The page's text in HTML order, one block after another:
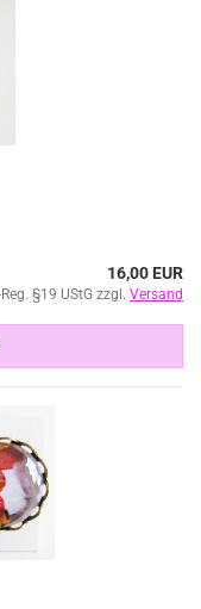
16,00 EUR
§19 UStG zzgl. Versand